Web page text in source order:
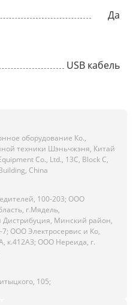
Да
USB кабель
оборудование Ко.,
техники Шэньчжэня, Китай
Co., Ltd., 13C, Block C,
China
100-203; ООО
г.Мядель,
Минский район,
7; ООО Электросервис и Ко,
к.412АЗ; ООО Нереида, г.
105;